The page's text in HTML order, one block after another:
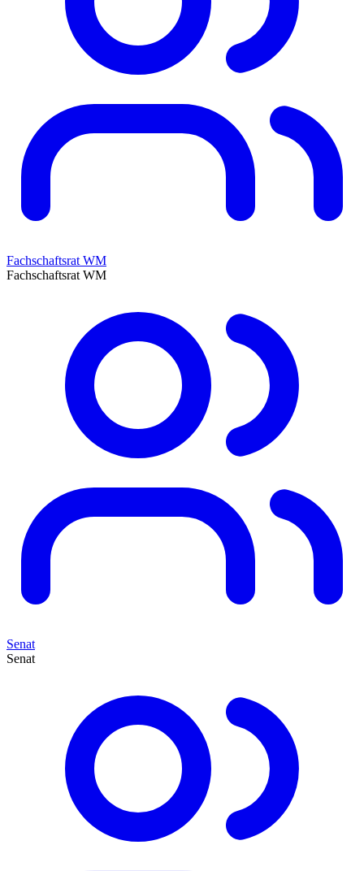
Fachschaftsrat WM
Fachschaftsrat WM
Senat
Senat